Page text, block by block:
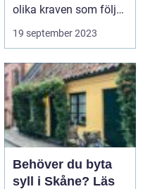
olika kraven som följer
me...
19 september 2023
Behöver du byta
syll i Skåne? Läs